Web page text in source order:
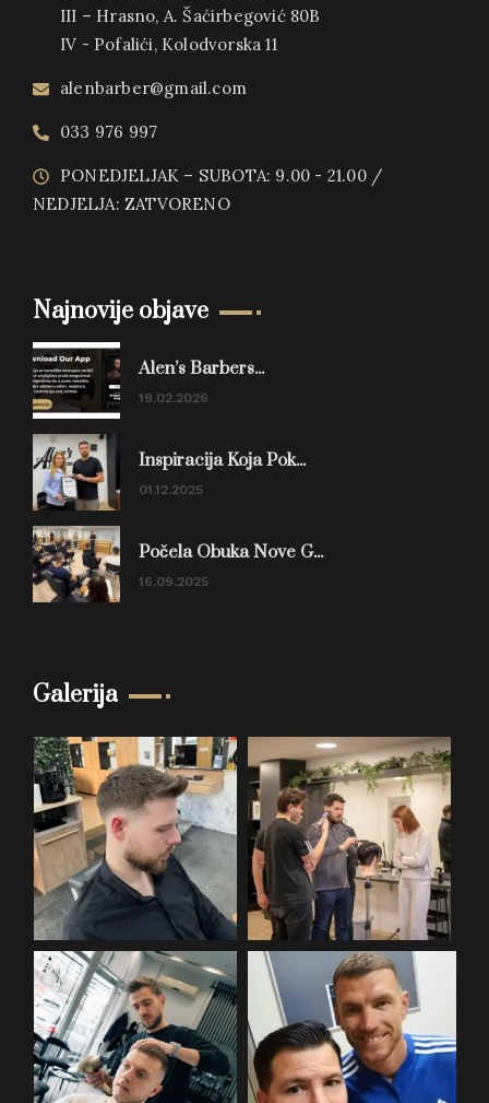
III – Hrasno, A. Šaćirbegović 80B
IV - Pofalići, Kolodvorska 11
alenbarber@gmail.com
033 976 997
PONEDJELJAK – SUBOTA: 9.00 - 21.00 /
NEDJELJA: ZATVORENO
Najnovije objave
Alen’s Barbers...
19.02.2026
Inspiracija Koja Pok...
01.12.2025
Počela Obuka Nove G...
16.09.2025
Galerija